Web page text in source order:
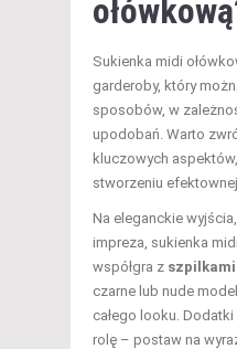
Sukienka midi
garderoby, który
sposobów, w
upodobań. Warto
kluczowych
stworzeniu
Na eleganckie
impreza, sukienka
współgra z szpilkami
czarne lub nude
całego looku.
rolę – postaw na